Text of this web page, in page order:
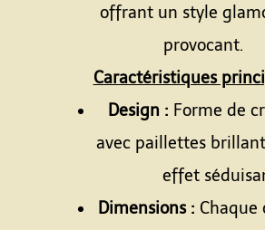
offrant un style
provocant.
Caractéristiques
Design : Forme de
avec paillettes
effet
Dimensions : Chaque